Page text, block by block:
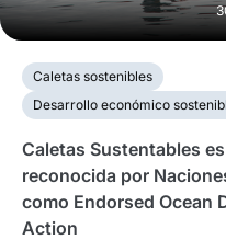
Caletas sostenibles
Desarrollo económico
Caletas Sustentables es
reconocida por
como Endorsed Ocean
Action